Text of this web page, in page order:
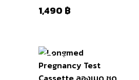
1,490 ฿
มีสินค้า